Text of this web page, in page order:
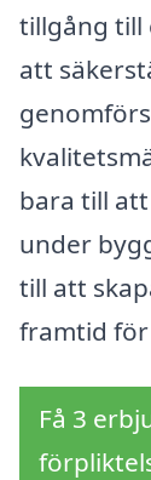
tillgång till
att
bara till
under
till att
framtid för
Få 3